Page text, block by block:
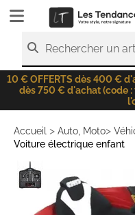
Rechercher un
10 € OFFERTS dès 400 €
dès 750 € d'achat (code
Accueil > Auto, Moto>
Voiture électrique enfant